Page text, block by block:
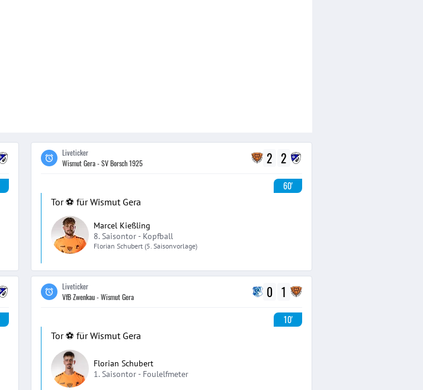
Liveticker
Wismut Gera - SV Borsch 1925
2 2
60'
Tor ⚽️ für Wismut Gera
Marcel Kießling
8. Saisontor - Kopfball
Florian Schubert (5. Saisonvorlage)
Liveticker
VfB Zwenkau - Wismut Gera
0 1
10'
Tor ⚽️ für Wismut Gera
Florian Schubert
1. Saisontor - Foulelfmeter